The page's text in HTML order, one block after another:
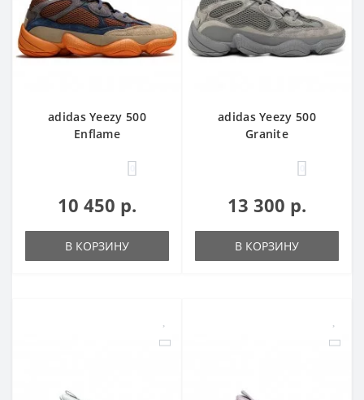
adidas Yeezy 500
Enflame
10 450 р.
В КОРЗИНУ
adidas Yeezy 500
Granite
13 300 р.
В КОРЗИНУ